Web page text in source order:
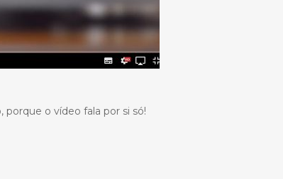
o vídeo fala por si só!